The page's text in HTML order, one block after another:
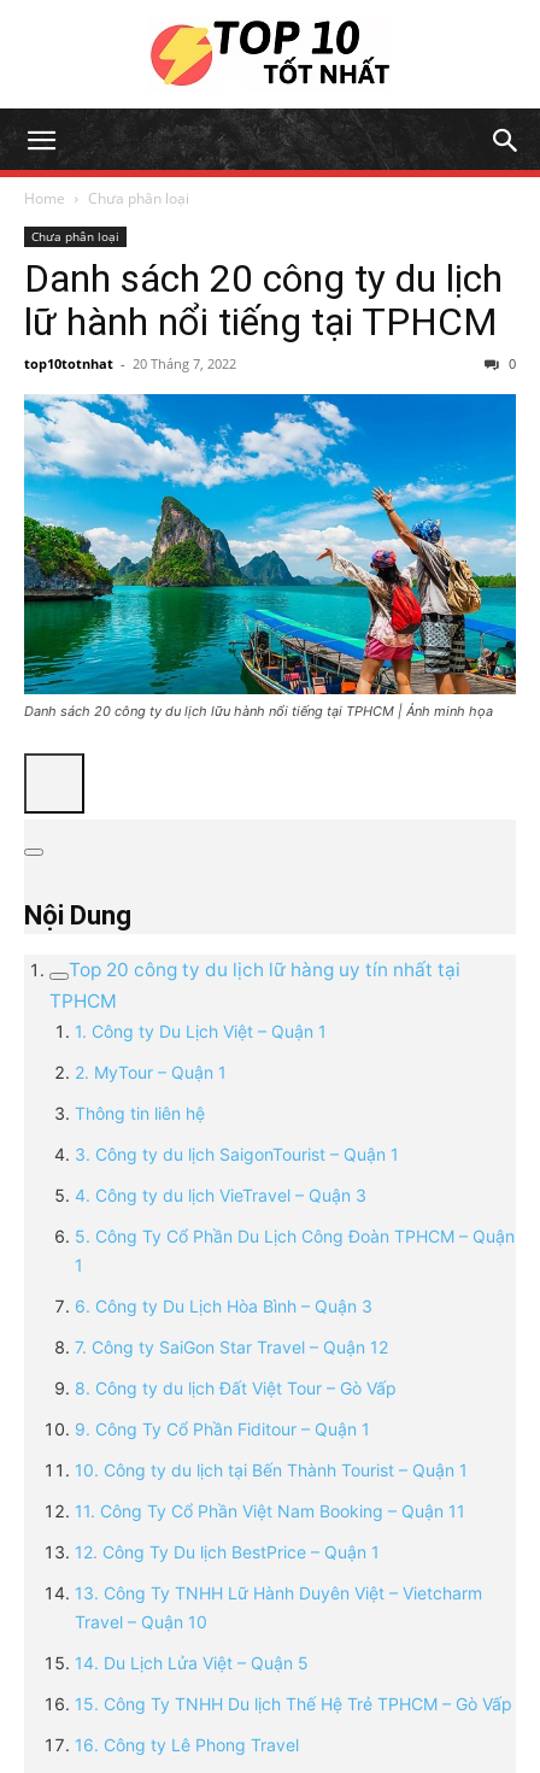
Home Chưa phân loại
Chưa phân loại
Danh sách 20 công ty du lịch
lữ hành nổi tiếng tại TPHCM
top10totnhat - 20 Tháng 7, 2022 0
Danh sách 20 công ty du lịch lữu hành nổi tiếng tại TPHCM | Ảnh minh họa
Nội Dung
Top 20 công ty du lịch lữ hàng uy tín nhất tại
TPHCM
1. Công ty Du Lịch Việt – Quận 1
2. MyTour – Quận 1
Thông tin liên hệ
3. Công ty du lịch SaigonTourist – Quận 1
4. Công ty du lịch VieTravel – Quận 3
5. Công Ty Cổ Phần Du Lịch Công Đoàn TPHCM – Quận
1
6. Công ty Du Lịch Hòa Bình – Quận 3
7. Công ty SaiGon Star Travel – Quận 12
8. Công ty du lịch Đất Việt Tour – Gò Vấp
9. Công Ty Cổ Phần Fiditour – Quận 1
10. Công ty du lịch tại Bến Thành Tourist – Quận 1
11. Công Ty Cổ Phần Việt Nam Booking – Quận 11
12. Công Ty Du lịch BestPrice – Quận 1
13. Công Ty TNHH Lữ Hành Duyên Việt – Vietcharm
Travel – Quận 10
14. Du Lịch Lửa Việt – Quận 5
15. Công Ty TNHH Du lịch Thế Hệ Trẻ TPHCM – Gò Vấp
16. Công ty Lê Phong Travel